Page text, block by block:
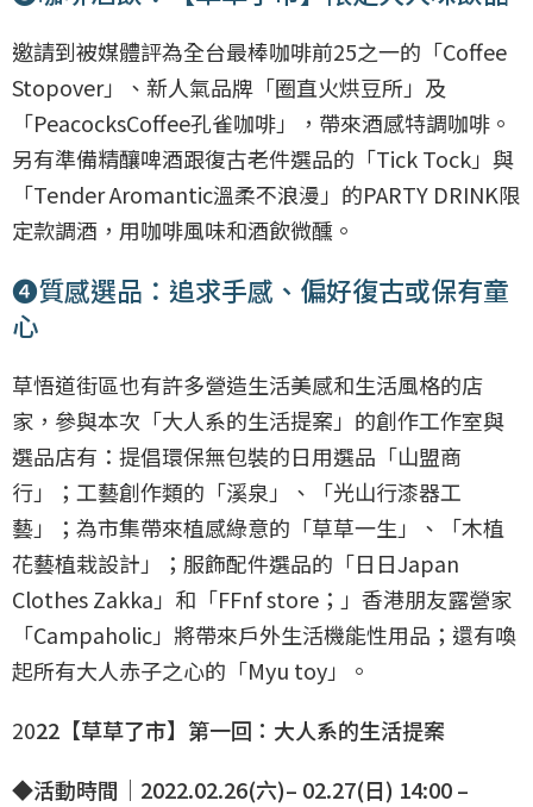
邀請到被媒體評為全台最棒咖啡前25之一的「Coffee
Stopover」、新人氣品牌「圈直火烘豆所」及
「PeacocksCoffee孔雀咖啡」，帶來酒感特調咖啡。
另有準備精釀啤酒跟復古老件選品的「Tick Tock」與
「Tender Aromantic溫柔不浪漫」的PARTY DRINK限
定款調酒，用咖啡風味和酒飲微醺。
❹質感選品：追求手感、偏好復古或保有童
心
草悟道街區也有許多營造生活美感和生活風格的店
家，參與本次「大人系的生活提案」的創作工作室與
選品店有：提倡環保無包裝的日用選品「山盟商
行」；工藝創作類的「溪泉」、「光山行漆器工
藝」；為市集帶來植感綠意的「草草一生」、「木植
花藝植栽設計」；服飾配件選品的「日日Japan
Clothes Zakka」和「FFnf store；」香港朋友露營家
「Campaholic」將帶來戶外生活機能性用品；還有喚
起所有大人赤子之心的「Myu toy」。
2022【草草了市】第一回：大人系的生活提案
◆活動時間｜2022.02.26(六)– 02.27(日) 14:00 –